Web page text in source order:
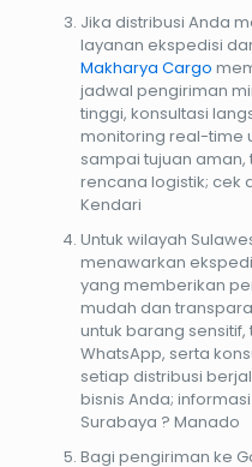
Jika distribusi Anda
layanan ekspedisi
Makharya Cargo
jadwal pengiriman
tinggi, konsultasi
monitoring real-time
sampai tujuan
rencana logistik; cek
Kendari
Untuk wilayah
menawarkan
yang memberikan
mudah dan
untuk barang
WhatsApp, serta
setiap distribusi
bisnis Anda;
Surabaya ? Manado
Bagi pengiriman ke